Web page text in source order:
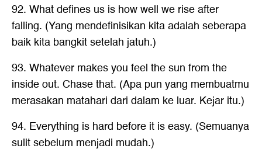
92. What defines us is how well we rise after
falling. (Yang mendefinisikan kita adalah seberapa
baik kita bangkit setelah jatuh.)
93. Whatever makes you feel the sun from the
inside out. Chase that. (Apa pun yang membuatmu
merasakan matahari dari dalam ke luar. Kejar itu.)
94. Everything is hard before it is easy. (Semuanya
sulit sebelum menjadi mudah.)